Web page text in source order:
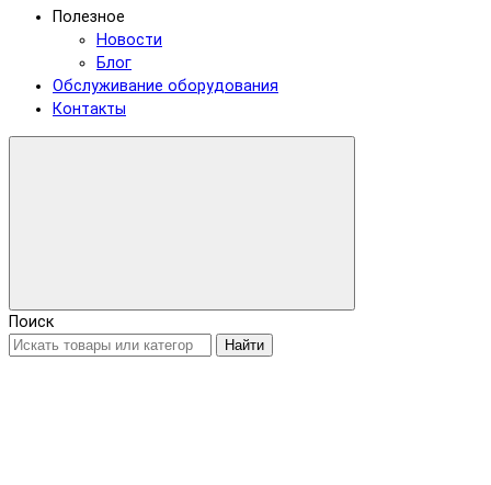
Полезное
Новости
Блог
Обслуживание оборудования
Контакты
Поиск
Найти